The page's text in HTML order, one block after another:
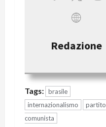
Redazione
Tags: brasile
internazionalismo
partito
comunista